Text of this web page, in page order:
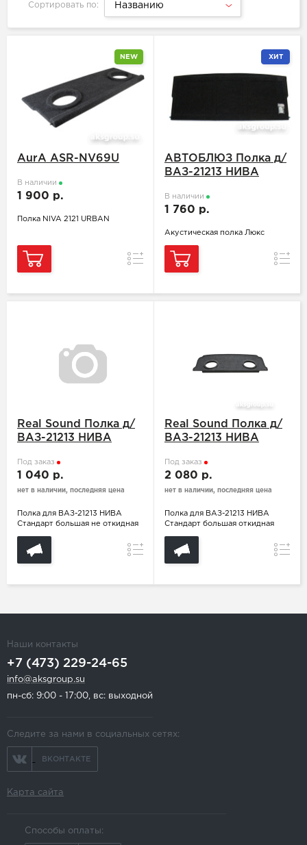
Сортировать по: Названию
NEW
AurA ASR-NV69U
В наличии
1 900 р.
Полка NIVA 2121 URBAN
Сравнение
ХИТ
АВТОБЛЮЗ Полка д/
ВАЗ-21213 НИВА
В наличии
1 760 р.
Акустическая полка Люкс
Real Sound Полка д/
ВАЗ-21213 НИВА
Под заказ
1 040 р.
нет в наличии, последняя цена
Полка для ВАЗ-21213 НИВА
Стандарт большая не откидная
Сравнение
Real Sound Полка д/
ВАЗ-21213 НИВА
Под заказ
2 080 р.
нет в наличии, последняя цена
Полка для ВАЗ-21213 НИВА
Стандарт большая откидная
Наши контакты
+7 (473) 229-24-65
info@aksgroup.su
пн-сб: 9:00 - 17:00, вс: выходной
Следите за нами в социальных сетях:
ВКОНТАКТЕ
Карта сайта
Способы оплаты: